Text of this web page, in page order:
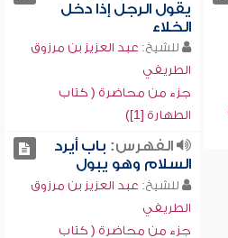
يقول الرجل إذا دخل
الخلاء
للشيخ: عبد العزيز بن مرزوق
الطريفي
جزء من محاضرة ( كتاب
الطهارة [1])
الفهرس: باب أيرد
السلام وهو يبول
للشيخ: عبد العزيز بن مرزوق
الطريفي
جزء من محاضرة ( كتاب